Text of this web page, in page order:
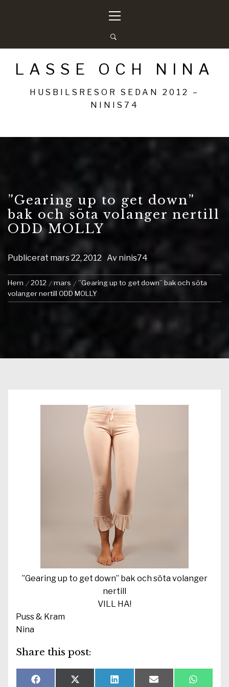
meny
LASSE OCH NINA
HUSBILSRESOR SEDAN 2012 –
NINIS74
”Gearing up to get down”
bak och söta volanger nertill
ODD MOLLY
Publicerat mars 22, 2012 Av ninis74
Hem 2012 mars
”Gearing up to get down” bak och söta
volanger nertill ODD MOLLY
”Gearing up to get down” bak och söta volanger
nertill
VILL HA!
Puss & Kram
Nina
Share this post:
Dela
F
Dela
X
Dela
L
Dela
E
Dela
W